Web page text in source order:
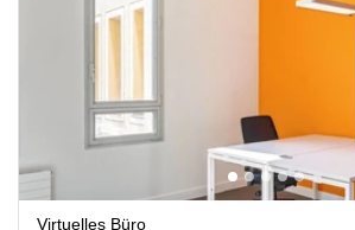
Virtuelles Büro